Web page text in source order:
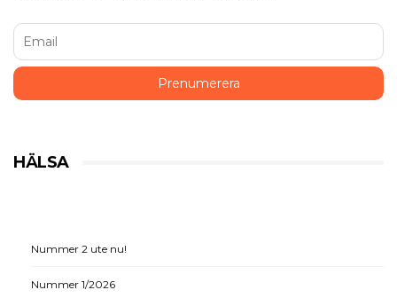
HÄLSA
Nummer 2 ute nu!
Nummer 1/2026